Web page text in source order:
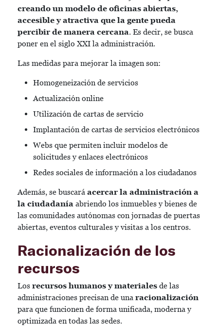
creando un modelo de oficinas abiertas,
accesible y atractiva que la gente pueda
percibir de manera cercana. Es decir, se busca
poner en el siglo XXI la administración.
Las medidas para mejorar la imagen son:
Homogeneización de servicios
Actualización online
Utilización de cartas de servicio
Implantación de cartas de servicios electrónicos
Webs que permiten incluir modelos de
solicitudes y enlaces electrónicos
Redes sociales de información a los ciudadanos
Además, se buscará acercar la administración a
la ciudadanía abriendo los inmuebles y bienes de
las comunidades autónomas con jornadas de puertas
abiertas, eventos culturales y visitas a los centros.
Racionalización de los
recursos
Los recursos humanos y materiales de las
administraciones precisan de una racionalización
para que funcionen de forma unificada, moderna y
optimizada en todas las sedes.